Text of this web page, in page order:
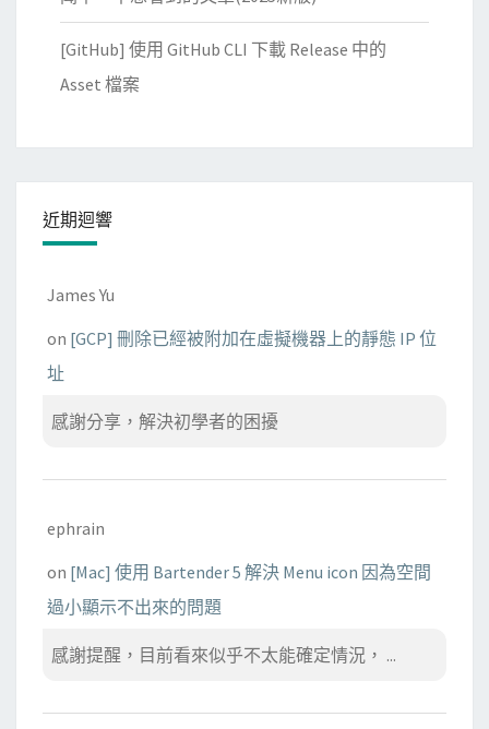
[GitHub] 使用 GitHub CLI 下載 Release 中的
Asset 檔案
近期迴響
James Yu
on [GCP] 刪除已經被附加在虛擬機器上的靜態 IP 位
址
感謝分享，解決初學者的困擾
ephrain
on [Mac] 使用 Bartender 5 解決 Menu icon 因為空間
過小顯示不出來的問題
感謝提醒，目前看來似乎不太能確定情況， ...